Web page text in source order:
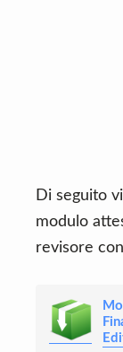
Di seguito
modulo
revisore